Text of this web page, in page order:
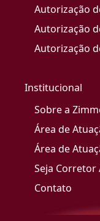
Autorização
Autorização
Autorização
Institucional
Sobre a
Área de
Área de
Seja Corretor
Contato